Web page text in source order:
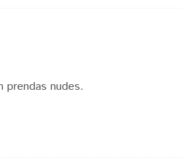
prendas nudes.